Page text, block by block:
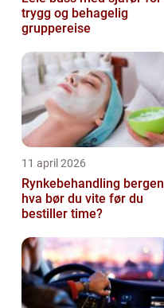
trygg og behagelig
gruppereise
11 april 2026
Rynkebehandling bergen
hva bør du vite før du
bestiller time?